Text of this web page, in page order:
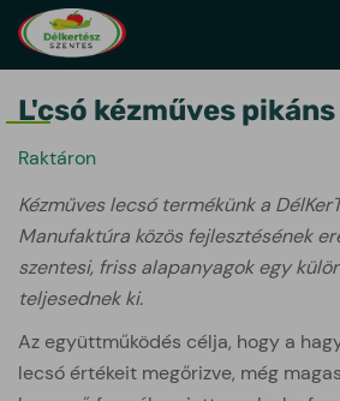
L'csó kézműves
Raktáron
Kézműves lecsó termékünk a
Manufaktúra közös fejlesztésének
szentesi, friss alapanyagok egy
teljesednek ki.
Az együttműködés célja, hogy a
lecsó értékeit megőrizve, még